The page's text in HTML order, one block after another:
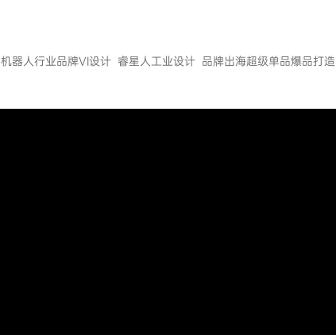
机器人行业品牌VI设计 睿星人工业设计 品牌出海超级单品爆品打造